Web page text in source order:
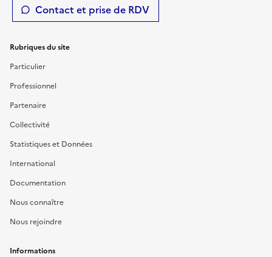
Contact et prise de RDV
Rubriques du site
Particulier
Professionnel
Partenaire
Collectivité
Statistiques et Données
International
Documentation
Nous connaître
Nous rejoindre
Informations